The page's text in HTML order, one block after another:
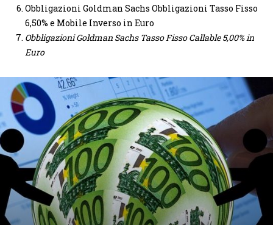
Obbligazioni Goldman Sachs Obbligazioni Tasso Fisso
6,50% e Mobile Inverso in Euro
Obbligazioni Goldman Sachs Tasso Fisso Callable 5,00% in
Euro